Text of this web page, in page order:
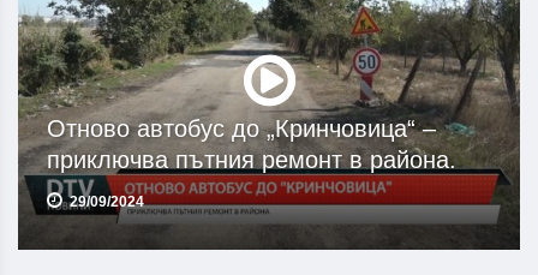
Отново автобус до „Кринчовица“ –
приключва пътния ремонт в района.
29/09/2024